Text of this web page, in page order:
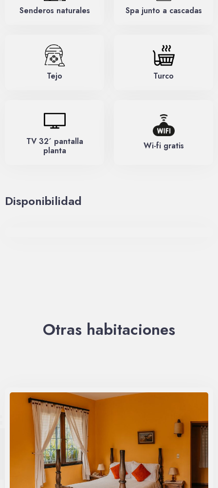
Senderos naturales Spa junto a cascadas
Tejo Turco
TV 32´ pantalla
planta
Wi-fi gratis
Disponibilidad
Otras habitaciones
Día de salida